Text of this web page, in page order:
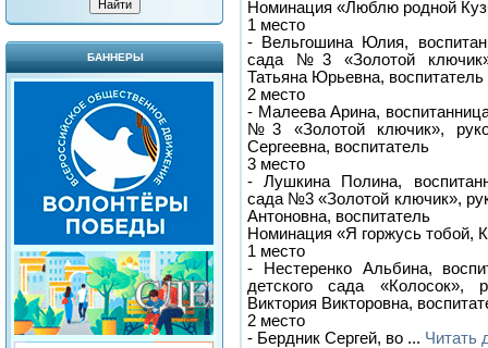
БАННЕРЫ
Номинация «Люблю родной
1 место
- Вельгошина Юлия,
сада №3 «Золотой
Татьяна Юрьевна, воспитатель
2 место
- Малеева Арина,
№3 «Золотой ключик»,
Сергеевна, воспитатель
3 место
- Лушкина Полина,
сада №3 «Золотой ключик»,
Антоновна, воспитатель
Номинация «Я горжусь тобой,
1 место
- Нестеренко Альбина,
детского сада «Колосок»,
Виктория Викторовна,
2 место
- Бердник Сергей, во ... Читать